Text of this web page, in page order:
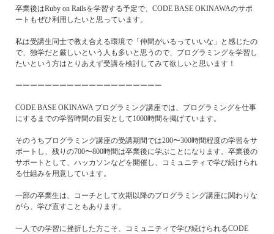
卒業後はRuby on Railsを学習する予定で、CODE BASE OKINAWAのサポ
ートもぜひ利用したいと思っています。
私は受講生同士で教え合える環境で「仲間がいるっていいな」と感じたの
で、独学だと厳しいという人も多いと思うので、プログラミングを学習し
たいという方はとりあえず受講を検討してみて欲しいと思います！
ーーーーーーーーーーーーーーーーーーーー
CODE BASE OKINAWA プログラミング講座では、プログラミングを仕事
にするまでの学習時間の目安として1000時間を掲げています。
そのうちプログラミング講座の受講期間では200〜300時間程度の学習をサ
ポートし、残りの700〜800時間は卒業後に学ぶことになります。卒業後の
サポートとして、ハッカソンなどを開催し、コミュニティで学び続けられ
る仕組みを用意しています。
一部の卒業生は、コーチとして次期以降のプログラミング講座に関わりな
がら、学び直すこともあります。
一人での学習に挫折した方こそ、コミュニティで学び続けられるCODE